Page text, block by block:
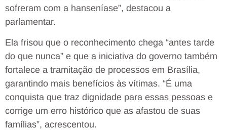
sofreram com a hanseníase”, destacou a
parlamentar.
Ela frisou que o reconhecimento chega “antes tarde
do que nunca” e que a iniciativa do governo também
fortalece a tramitação de processos em Brasília,
garantindo mais benefícios às vítimas. “É uma
conquista que traz dignidade para essas pessoas e
corrige um erro histórico que as afastou de suas
famílias”, acrescentou.